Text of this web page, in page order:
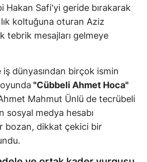
Hakan Safi'yi geride bırakarak
koltuğuna oturan Aziz
tebrik mesajları gelmeye
iş dünyasından birçok ismin
"Cübbeli Ahmet Hoca"
Mahmut Ünlü de tecrübeli
sosyal medya hesabı
bozan, dikkat çekici bir